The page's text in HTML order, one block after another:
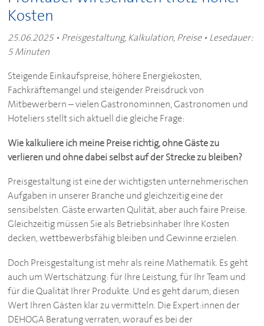
Kosten
25.06.2025 • Preisgestaltung, Kalkulation, Preise • Lesedauer:
5 Minuten
Steigende Einkaufspreise, höhere Energiekosten,
Fachkräftemangel und steigender Preisdruck von
Mitbewerbern – vielen Gastronominnen, Gastronomen und
Hoteliers stellt sich aktuell die gleiche Frage:
Wie kalkuliere ich meine Preise richtig, ohne Gäste zu
verlieren und ohne dabei selbst auf der Strecke zu bleiben?
Preisgestaltung ist eine der wichtigsten unternehmerischen
Aufgaben in unserer Branche und gleichzeitig eine der
sensibelsten. Gäste erwarten Qulität, aber auch faire Preise.
Gleichzeitig müssen Sie als Betriebsinhaber Ihre Kosten
decken, wettbewerbsfähig bleiben und Gewinne erzielen.
Doch Preisgestaltung ist mehr als reine Mathematik. Es geht
auch um Wertschätzung: für Ihre Leistung, für Ihr Team und
für die Qualität Ihrer Produkte. Und es geht darum, diesen
Wert Ihren Gästen klar zu vermitteln. Die Expert:innen der
DEHOGABeratung verraten, worauf es bei der